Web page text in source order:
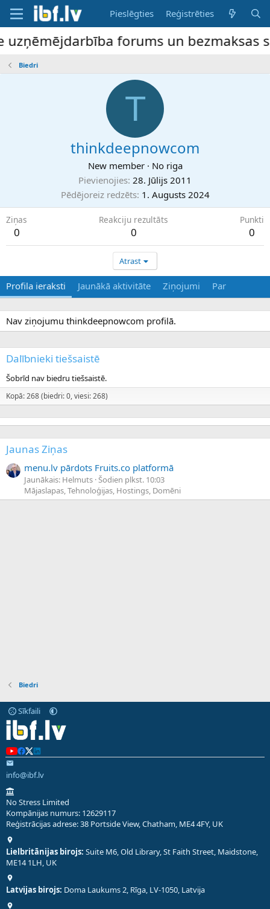
Pieslēgties Reģistrēties
forums un bezmaksas
Biedri
T
thinkdeepnowcom
New member · No riga
Pievienojies 28. Jūlijs 2011
Pēdējoreiz redzēts 1. Augusts 2024
Ziņas
0
Reakciju rezultāts
0
Punkti
0
Atrast
Profila ieraksti Jaunākā aktivitāte Ziņojumi Par
Nav ziņojumu thinkdeepnowcom profilā.
Dalībnieki tiešsaistē
Šobrīd nav biedru tiešsaistē.
Kopā: 268 (biedri: 0, viesi: 268)
Jaunas Ziņas
menu.lv pārdots Fruits.co platformā
Jaunākais: Helmuts Šodien plkst. 10:03
Mājaslapas, Tehnoloģijas, Hostings, Domēni
Biedri
Sīkfaili
info@ibf.lv
No Stress Limited
Kompānijas numurs: 12629117
Reģistrācijas adrese: 38 Portside View, Chatham, ME4 4FY, UK
Lielbritānijas birojs: Suite M6, Old Library, St Faith Street, Maidstone,
ME14 1LH, UK
Latvijas birojs: Doma Laukums 2, Rīga, LV-1050, Latvija